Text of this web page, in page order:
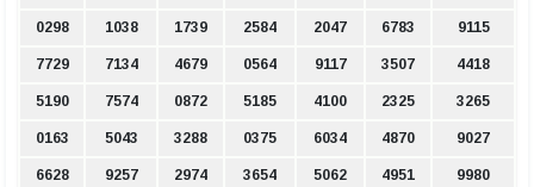
0298 1038 1739 2584 2047 6783 9115
7729 7134 4679 0564 9117 3507 4418
5190 7574 0872 5185 4100 2325 3265
0163 5043 3288 0375 6034 4870 9027
6628 9257 2974 3654 5062 4951 9980